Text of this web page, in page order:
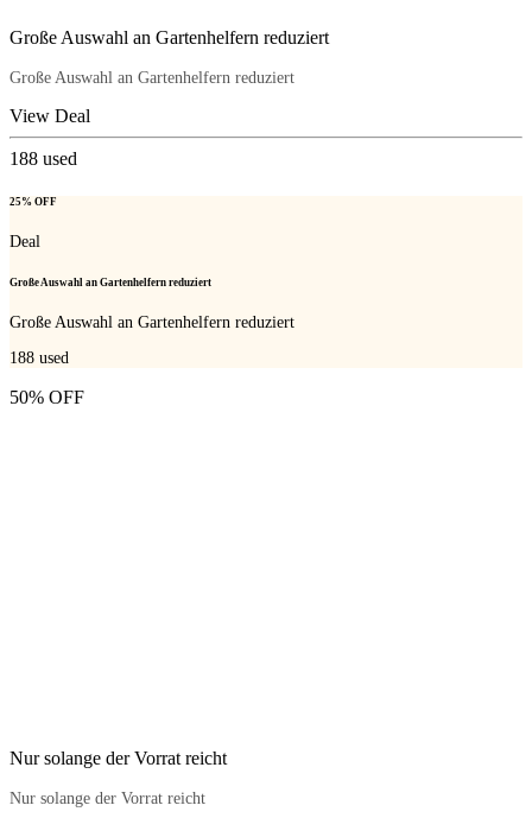
Große Auswahl an Gartenhelfern reduziert
Große Auswahl an Gartenhelfern reduziert
View Deal
188 used
25% OFF
Deal
Große Auswahl an Gartenhelfern reduziert
Große Auswahl an Gartenhelfern reduziert
188 used
50% OFF
Nur solange der Vorrat reicht
Nur solange der Vorrat reicht